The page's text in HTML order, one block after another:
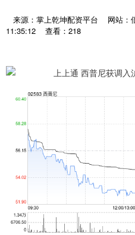
来源：掌上乾坤配资平台 网站：
11:35:12
查看：218